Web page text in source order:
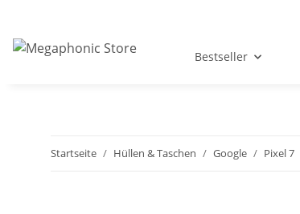
Bestseller
Startseite Hüllen & Taschen Google Pixel 7